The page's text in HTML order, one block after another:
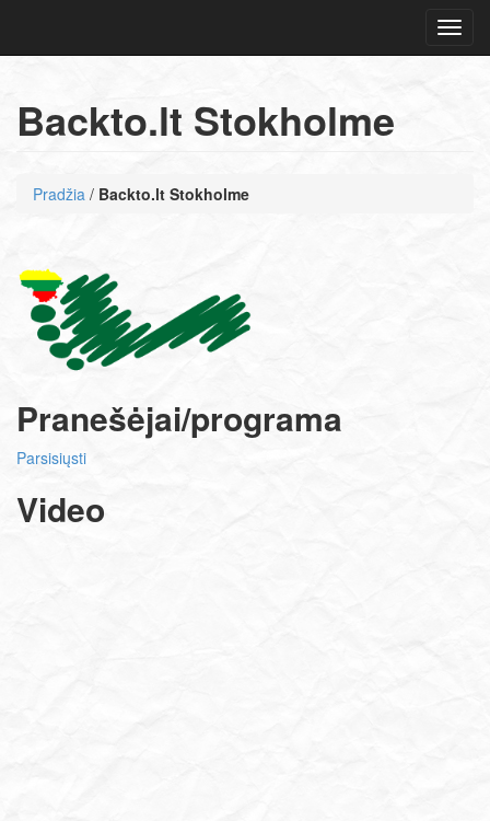
Backto.lt Stokholme
Pradžia / Backto.lt Stokholme
Pranešėjai/programa
Parsisiųsti
Video